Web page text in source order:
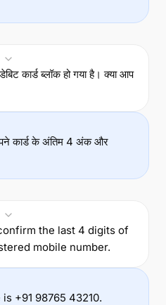
कार्ड ब्लॉक हो गया है। क्या आप
कार्ड के अंतिम 4 अंक और
the last 4 digits of
mobile number.
+91 98765 43210.